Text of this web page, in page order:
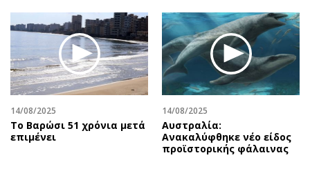
Δημοσκοπήσεις
Διπλωματία
Αθλητισμός
Κύπρος
Διεθνή
Κληρώσεις Allwyn
Ζητούν εργασία
Θέσεις εργασίας
Geek
Νέα
Social
Αυτοκίνηση
14/08/2025
Το Βαρώσι 51 χρόνια μετά
επιμένει
14/08/2025
Αυστραλία:
Ανακαλύφθηκε νέο είδος
προϊστορικής φάλαινας